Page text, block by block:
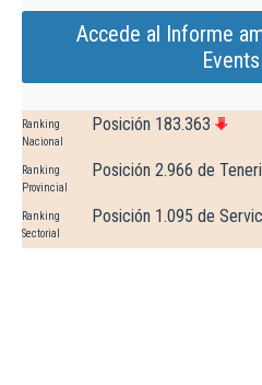
Accede al Informe
Ranking
Nacional
Posición 183.363
Ranking
Provincial
Posición 2.966 de
Ranking
Sectorial
Posición 1.095 de